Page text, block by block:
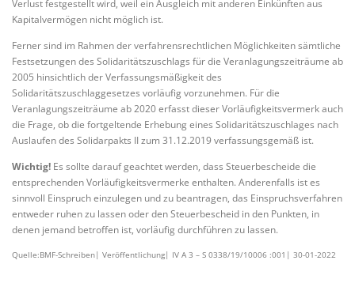
Verlust festgestellt wird, weil ein Ausgleich mit anderen Einkünften aus
Kapitalvermögen nicht möglich ist.
Ferner sind im Rahmen der verfahrensrechtlichen Möglichkeiten sämtliche
Festsetzungen des Solidaritätszuschlags für die Veranlagungszeiträume ab
2005 hinsichtlich der Verfassungsmäßigkeit des
Solidaritätszuschlaggesetzes vorläufig vorzunehmen. Für die
Veranlagungszeiträume ab 2020 erfasst dieser Vorläufigkeitsvermerk auch
die Frage, ob die fortgeltende Erhebung eines Solidaritätszuschlages nach
Auslaufen des Solidarpakts II zum 31.12.2019 verfassungsgemäß ist.
Wichtig! Es sollte darauf geachtet werden, dass Steuerbescheide die
entsprechenden Vorläufigkeitsvermerke enthalten. Anderenfalls ist es
sinnvoll Einspruch einzulegen und zu beantragen, das Einspruchsverfahren
entweder ruhen zu lassen oder den Steuerbescheid in den Punkten, in
denen jemand betroffen ist, vorläufig durchführen zu lassen.
Quelle:BMF-Schreiben| Veröffentlichung| IV A 3 – S 0338/19/10006 :001| 30-01-2022